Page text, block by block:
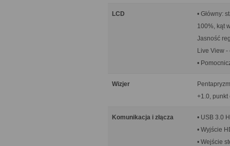
LCD
• Główny:
100%, kąt
Jasność
Live View
•
Wizjer
+1.0, punkt
Komunikacja i złącza
• USB 3.0
• Wyjście
• Wejście